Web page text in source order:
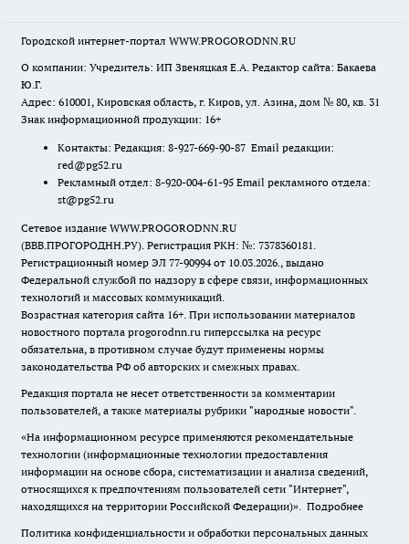
Городской интернет-портал WWW.PROGORODNN.RU
О компании: Учредитель: ИП Звеняцкая Е.А. Редактор сайта: Бакаева
Ю.Г.
Адрес: 610001, Кировская область, г. Киров, ул. Азина, дом № 80, кв. 31
Знак информационной продукции: 16+
Контакты: Редакция: 8-927-669-90-87 Email редакции:
red@pg52.ru
Рекламный отдел: 8-920-004-61-95 Email рекламного отдела:
st@pg52.ru
Сетевое издание WWW.PROGORODNN.RU
(ВВВ.ПРОГОРОДНН.РУ). Регистрация РКН: №: 7378360181.
Регистрационный номер ЭЛ 77-90994 от 10.03.2026., выдано
Федеральной службой по надзору в сфере связи, информационных
технологий и массовых коммуникаций.
Возрастная категория сайта 16+. При использовании материалов
новостного портала progorodnn.ru гиперссылка на ресурс
обязательна, в противном случае будут применены нормы
законодательства РФ об авторских и смежных правах.
Редакция портала не несет ответственности за комментарии
пользователей, а также материалы рубрики "народные новости".
«На информационном ресурсе применяются рекомендательные
технологии (информационные технологии предоставления
информации на основе сбора, систематизации и анализа сведений,
относящихся к предпочтениям пользователей сети "Интернет",
находящихся на территории Российской Федерации)». Подробнее
Политика конфиденциальности и обработки персональных данных